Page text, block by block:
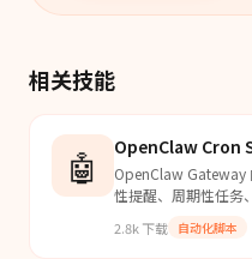
相关技能
🤖 OpenClaw Cron
OpenClaw Gateway
性提醒、周期性任务
2.8k下载 自动化脚本